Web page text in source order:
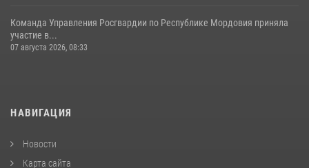
Команда Управления Росгвардии по Республике Мордовия приняла
участие в...
07 августа 2026, 08:33
НАВИГАЦИЯ
Новости
Карта сайта